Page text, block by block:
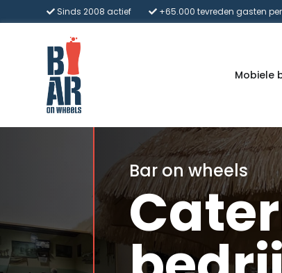
Sinds 2008 actief +65.000 tevreden gasten
Mobiele
Bar on wheels